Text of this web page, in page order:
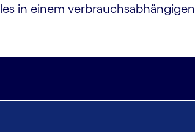
in einem verbrauchsabhängigen